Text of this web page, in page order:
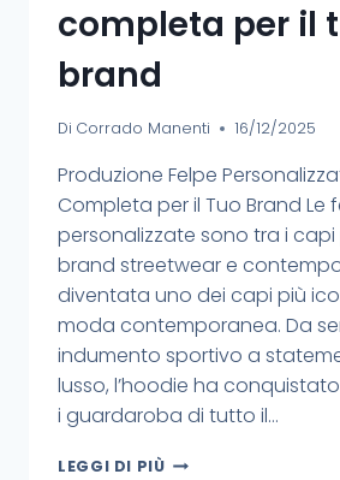
completa per il
brand
Di Corrado Manenti 16/12/2025
Produzione Felpe
Completa per il Tuo Brand Le
personalizzate sono tra i capi
brand streetwear e
diventata uno dei capi più
moda contemporanea. Da
indumento sportivo a
lusso, l’hoodie ha
i guardaroba di tutto il…
LEGGI DI PIÙ